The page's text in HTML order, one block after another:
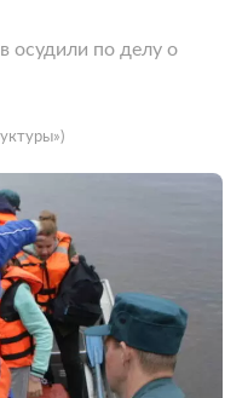
осудили по делу о